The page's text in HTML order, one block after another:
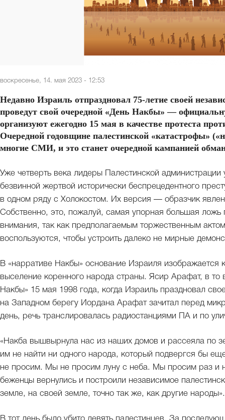
воскресенье, 14. мая 2023 - 12:53
Недавно Израиль отпраздновал 75‑летие своей
проведут свой очередной «День Накбы» —
организуют ежегодно 15 мая в качестве протеста
Очередной годовщине палестинской «катастрофы»
многие СМИ, и это станет очередной кампанией
Уже четверть века лидеры Палестинской администрации
безвинной жертвой исторически беспрецедентного
в одном ряду с Холокостом. Их версия — образчик
Собственно, это, пожалуй, самая упорная большая ложь
внимания, так как предполагаемым торжественным
воспользуются, чтобы устроить далеко не мирные
В «нарративе Накбы» основание Израиля изображается
выселение коренного народа страны. Ясир Арафат, в
Накбы» 15 мая 1998 года, когда Израиль праздновал
на Западном берегу Иордана Арафат зачитал перед
день, речь транслировалась радиостанциями ПА и по
«Накба вышвырнула нас из наших домов и рассеяла по
им не найти ни одного народа, который подвергся бы
не просим. Мы не просим луну с неба. Мы просим раз и
беженцы вернулись и построили независимое
земле, на своей земле, точно так же, как другие народы».